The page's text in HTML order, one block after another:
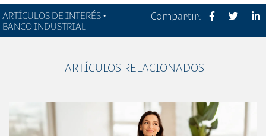
ARTÍCULOS DE INTERÉS •
BANCO INDUSTRIAL
Compartir:
ARTÍCULOS RELACIONADOS